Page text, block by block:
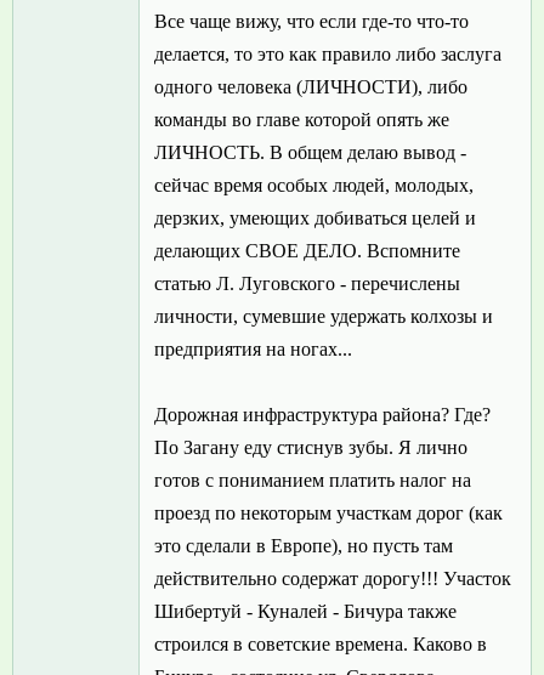
Все чаще вижу, что если где-то что-то
делается, то это как правило либо заслуга
одного человека (ЛИЧНОСТИ), либо
команды во главе которой опять же
ЛИЧНОСТЬ. В общем делаю вывод -
сейчас время особых людей, молодых,
дерзких, умеющих добиваться целей и
делающих СВОЕ ДЕЛО. Вспомните
статью Л. Луговского - перечислены
личности, сумевшие удержать колхозы и
предприятия на ногах...
Дорожная инфраструктура района? Где?
По Загану еду стиснув зубы. Я лично
готов с пониманием платить налог на
проезд по некоторым участкам дорог (как
это сделали в Европе), но пусть там
действительно содержат дорогу!!! Участок
Шибертуй - Куналей - Бичура также
строился в советские времена. Каково в